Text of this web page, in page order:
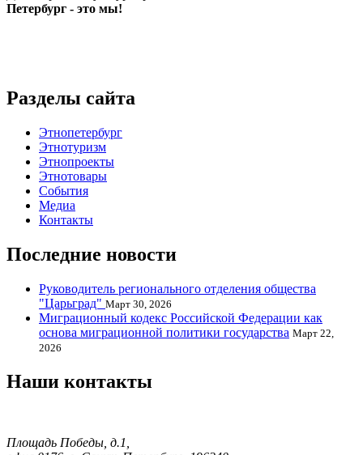
Петербург - это мы!
Разделы сайта
Этнопетербург
Этнотуризм
Этнопроекты
Этнотовары
События
Медиа
Контакты
Последние новости
Руководитель регионального отделения общества
"Царьград" Март 30, 2026
Миграционный кодекс Российской Федерации как
основа миграционной политики государства Март 22,
2026
Наши контакты
Площадь Победы, д.1,